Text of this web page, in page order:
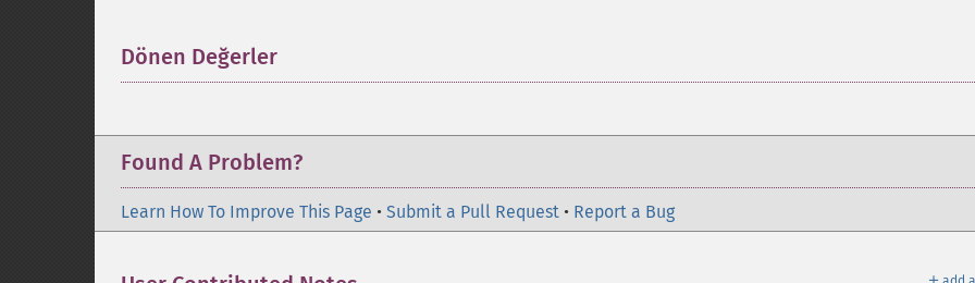
Dönen Değerler
Found A Problem?
Learn How To Improve This Page • Submit a Pull Request • Report a Bug